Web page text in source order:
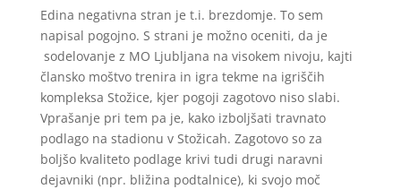
Edina negativna stran je t.i. brezdomje. To sem
napisal pogojno. S strani je možno oceniti, da je
sodelovanje z MO Ljubljana na visokem nivoju, kajti
člansko moštvo trenira in igra tekme na igriščih
kompleksa Stožice, kjer pogoji zagotovo niso slabi.
Vprašanje pri tem pa je, kako izboljšati travnato
podlago na stadionu v Stožicah. Zagotovo so za
boljšo kvaliteto podlage krivi tudi drugi naravni
dejavniki (npr. bližina podtalnice), ki svojo moč